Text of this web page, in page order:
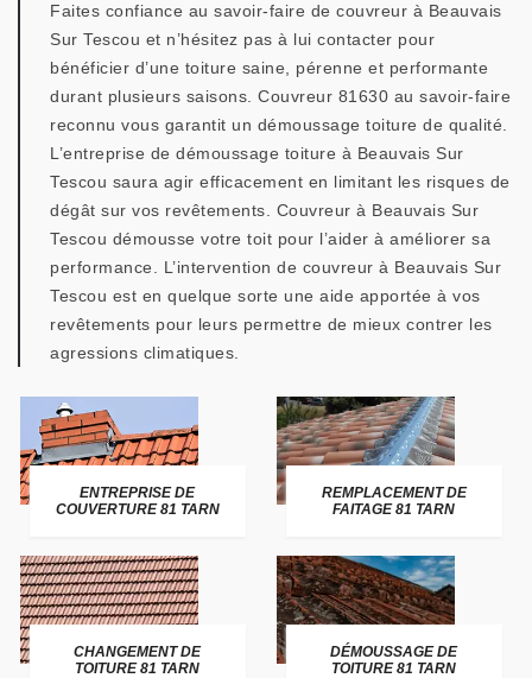
Faites confiance au savoir-faire de couvreur à Beauvais
Sur Tescou et n’hésitez pas à lui contacter pour
bénéficier d’une toiture saine, pérenne et performante
durant plusieurs saisons. Couvreur 81630 au savoir-faire
reconnu vous garantit un démoussage toiture de qualité.
L’entreprise de démoussage toiture à Beauvais Sur
Tescou saura agir efficacement en limitant les risques de
dégât sur vos revêtements. Couvreur à Beauvais Sur
Tescou démousse votre toit pour l’aider à améliorer sa
performance. L’intervention de couvreur à Beauvais Sur
Tescou est en quelque sorte une aide apportée à vos
revêtements pour leurs permettre de mieux contrer les
agressions climatiques.
ENTREPRISE DE
COUVERTURE 81 TARN
REMPLACEMENT DE
FAITAGE 81 TARN
CHANGEMENT DE
TOITURE 81 TARN
DÉMOUSSAGE DE
TOITURE 81 TARN